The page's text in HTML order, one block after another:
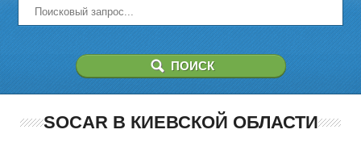
SOCAR В КИЕВСКОЙ ОБЛАСТИ